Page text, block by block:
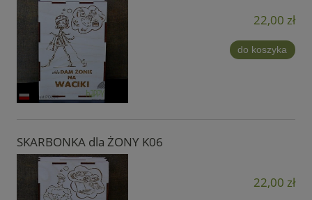
22,00 zł
do koszyka
SKARBONKA dla ŻONY K06
22,00 zł